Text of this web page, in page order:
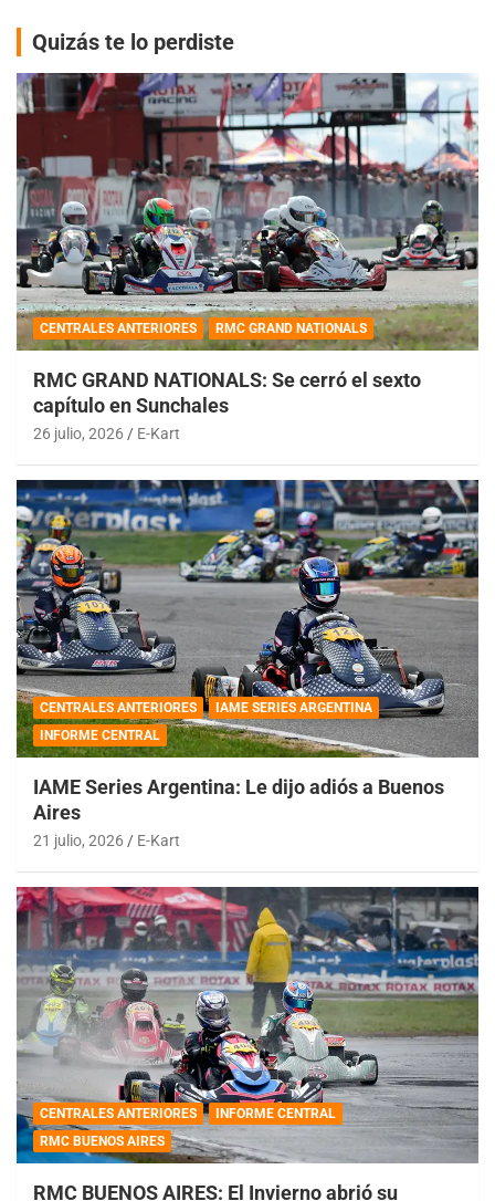
Quizás te lo perdiste
CENTRALES ANTERIORES RMC GRAND NATIONALS
RMC GRAND NATIONALS: Se cerró el sexto
capítulo en Sunchales
26 julio, 2026 E-Kart
CENTRALES ANTERIORES
IAME SERIES ARGENTINA
INFORME CENTRAL
IAME Series Argentina: Le dijo adiós a Buenos
Aires
21 julio, 2026 E-Kart
CENTRALES ANTERIORES
INFORME CENTRAL
RMC BUENOS AIRES
RMC BUENOS AIRES: El Invierno abrió su